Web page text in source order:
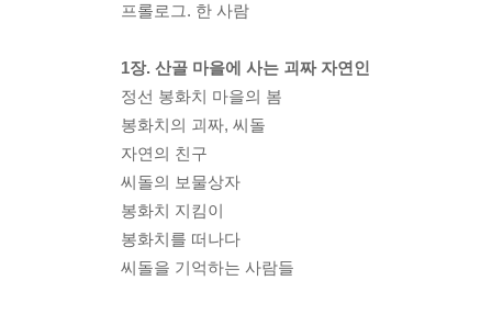
프롤로그. 한 사람
1장. 산골 마을에 사는 괴짜 자연인
정선 봉화치 마을의 봄
봉화치의 괴짜, 씨돌
자연의 친구
씨돌의 보물상자
봉화치 지킴이
봉화치를 떠나다
씨돌을 기억하는 사람들